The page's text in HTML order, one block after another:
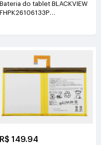
Bateria do tablet BLACKVIEW
FHPK26106133P
R$ 149.94